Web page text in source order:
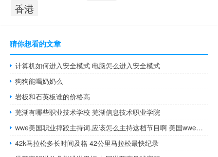
香港
猜你想看的文章
计算机如何进入安全模式 电脑怎么进入安全模式
狗狗能喝奶奶么
岩板和石英板谁的价格高
芜湖有哪些职业技术学校 芜湖信息技术职业学院
wwe美国职业摔跤主持词,应该怎么主持这档节目啊 美国wwe美国职业摔角
42k马拉松多长时间及格 42公里马拉松最快纪录